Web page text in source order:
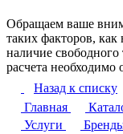
Обращаем ваше
таких факторов, как
наличие свободного
расчета необходимо
Назад к списку
Главная
Услуги